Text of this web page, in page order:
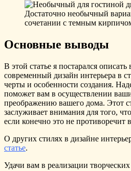
Достаточно необычный
сочетании с темным
Основные выводы
В этой статье я постарался
современный дизайн интерьера в
черты и особенности создания.
поможет вам в осуществлении
преображению вашего дома. Этот
заслуживает внимания для того,
если конечно это не противоречит
О других стилях в дизайне
статье.
Удачи вам в реализации